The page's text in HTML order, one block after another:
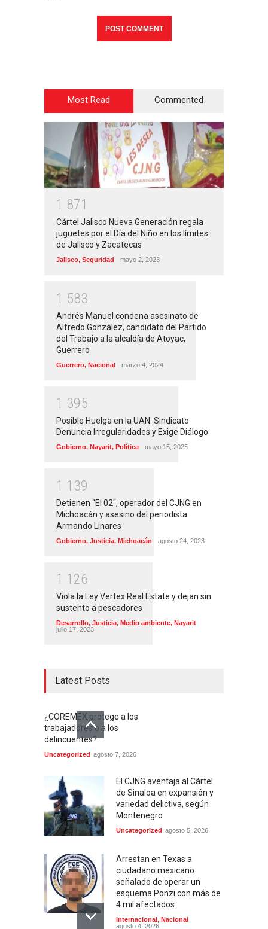
Most Read Commented
1 871
Cártel Jalisco Nueva Generación regala
juguetes por el Día del Niño en los límites
de Jalisco y Zacatecas
Jalisco, Seguridad mayo 2, 2023
1 583
Andrés Manuel condena asesinato de
Alfredo González, candidato del Partido
del Trabajo a la alcaldía de Atoyac,
Guerrero
Guerrero, Nacional marzo 4, 2024
1 395
Posible Huelga en la UAN: Sindicato
Denuncia Irregularidades y Exige Diálogo
Gobierno, Nayarit, Política mayo 15, 2025
1 1 39
Detienen “El 02″, operador del CJNG en
Michoacán y asesino del periodista
Armando Linares
Gobierno, Justicia, Michoacán agosto 24, 2023
1 1 26
Viola la Ley Vertex Real Estate y dejan sin
sustento a pescadores
Desarrollo, Justicia, Medio ambiente, Nayarit
julio 17, 2023
Latest Posts
¿COREMEX protege a los
trabajadores o a los
delincuentes?
Uncategorized agosto 7, 2026
El CJNG aventaja al Cártel
de Sinaloa en expansión y
variedad delictiva, según
Montenegro
Uncategorized agosto 5, 2026
Arrestan en Texas a
ciudadano mexicano
señalado de operar un
esquema Ponzi con más de
4 mil afectados
Internacional, Nacional
agosto 4, 2026